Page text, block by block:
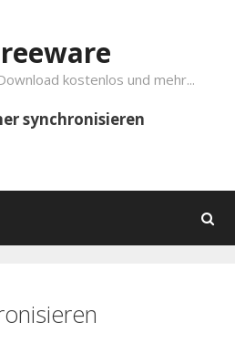
kostenlos und mehr...
synchronisieren
Suchen